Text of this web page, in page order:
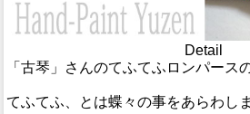
Detail
「古琴」さんのてふてふロンパース
てふてふ、とは蝶々の事をあらわしま